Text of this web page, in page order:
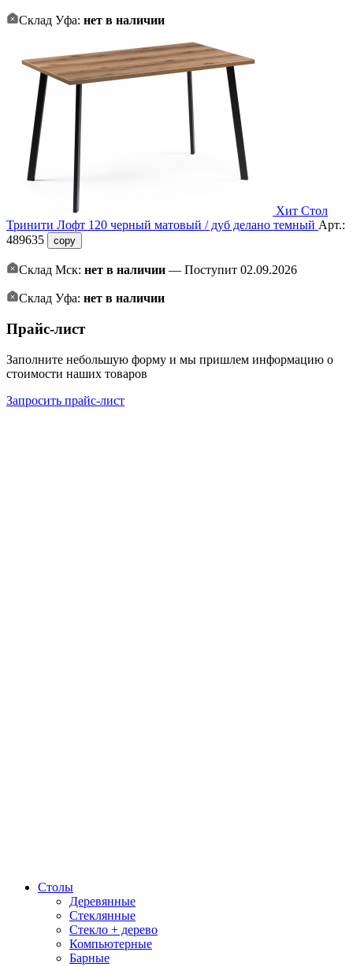
Склад Уфа: нет в наличии
Хит Стол
Тринити Лофт 120 черный матовый / дуб делано темный Арт.:
489635
copy
Склад Мск: нет в наличии — Поступит 02.09.2026
Склад Уфа: нет в наличии
Прайс-лист
Заполните небольшую форму и мы пришлем информацию о
стоимости наших товаров
Запросить прайс-лист
Столы
Деревянные
Стеклянные
Стекло + дерево
Компьютерные
Барные